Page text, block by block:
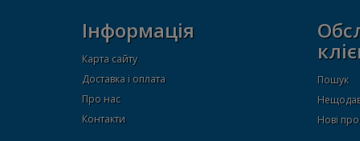
Інформація
Карта сайту
Доставка і оплата
Про нас
Контакти
Пошук
Нові